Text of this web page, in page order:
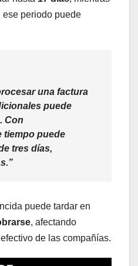
periodo puede
una factura
puede
Con
tiempo puede
tres días,
puede tardar en
, afectando
de las compañías.